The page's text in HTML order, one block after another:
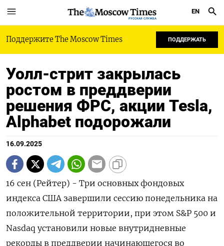
РУССКАЯ СЛУЖБА
EN
Поддержите The Moscow Times ПОДДЕРЖАТЬ
Уолл-стрит закрылась
ростом в преддверии
решения ФРС, акции Tesla,
Alphabet подорожали
16.09.2025
16 сен (Рейтер) - Три основных фондовых
индекса США завершили сессию понедельника на
положительной территории, при этом S&P 500 и
Nasdaq установили новые внутридневные
рекорды в преддверии начинающегося во